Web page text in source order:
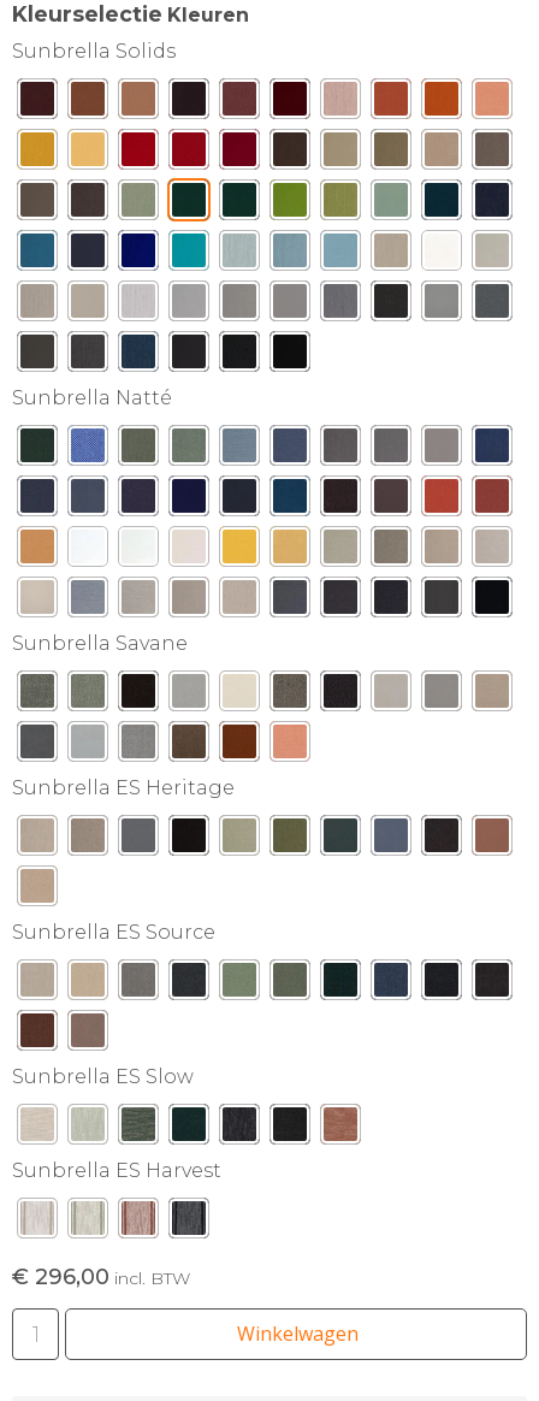
Kleurselectie
Sunbrella Solids
Sunbrella Natté
Sunbrella Savane
Sunbrella ES Heritage
Sunbrella ES Source
Sunbrella ES Slow
Sunbrella ES Harvest
€ 296,00 incl. BTW
Winkelwagen
Kleuren